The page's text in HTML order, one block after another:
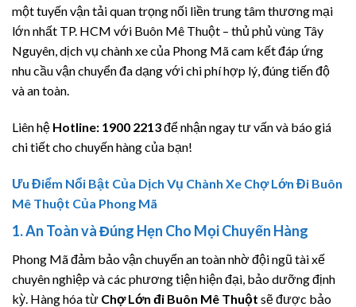
một tuyến vận tải quan trọng nối liền trung tâm thương mại
lớn nhất TP. HCM với Buôn Mê Thuột – thủ phủ vùng Tây
Nguyên, dịch vụ chành xe của Phong Mã cam kết đáp ứng
nhu cầu vận chuyển đa dạng với chi phí hợp lý, đúng tiến độ
và an toàn.
Liên hệ Hotline: 1900 2213để nhận ngay tư vấn và báo giá
chi tiết cho chuyến hàng của bạn!
Ưu Điểm Nổi Bật Của Dịch Vụ Chành Xe Chợ Lớn Đi Buôn
Mê Thuột Của Phong Mã
1. An Toàn và Đúng Hẹn Cho Mọi Chuyến Hàng
Phong Mã đảm bảo vận chuyển an toàn nhờ đội ngũ tài xế
chuyên nghiệp và các phương tiện hiện đại, bảo dưỡng định
kỳ. Hàng hóa từ Chợ Lớn đi Buôn Mê Thuột sẽ được bảo